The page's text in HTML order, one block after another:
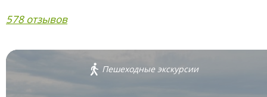
578 отзывов
Пешеходные экскурсии